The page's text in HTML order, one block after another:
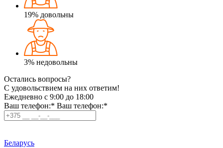
19% довольны
3% недовольны
Остались вопросы?
C удовольствием на них ответим!
Ежедневно с 9:00 до 18:00
Ваш телефон:* Ваш телефон:*
Беларусь